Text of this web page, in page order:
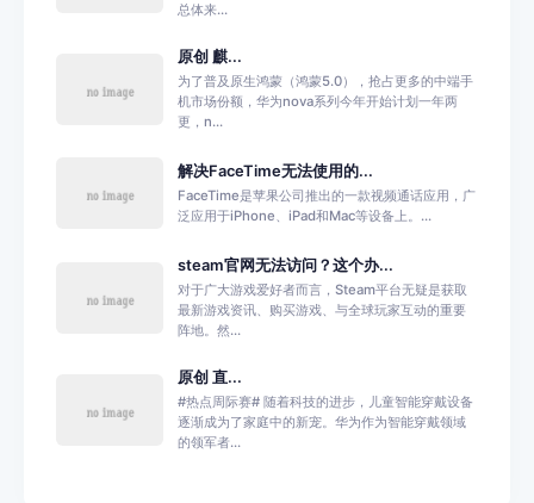
总体来...
原创 麒...
为了普及原生鸿蒙（鸿蒙5.0），抢占更多的中端手
机市场份额，华为nova系列今年开始计划一年两
更，n...
解决FaceTime无法使用的...
FaceTime是苹果公司推出的一款视频通话应用，广
泛应用于iPhone、iPad和Mac等设备上。...
steam官网无法访问？这个办...
对于广大游戏爱好者而言，Steam平台无疑是获取
最新游戏资讯、购买游戏、与全球玩家互动的重要
阵地。然...
原创 直...
#热点周际赛# 随着科技的进步，儿童智能穿戴设备
逐渐成为了家庭中的新宠。华为作为智能穿戴领域
的领军者...